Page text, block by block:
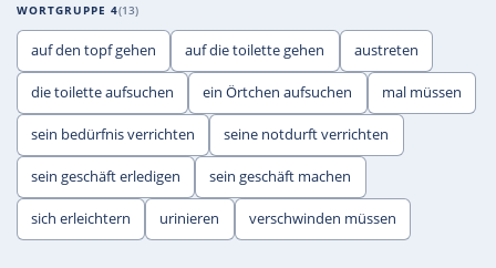
WORTGRUPPE 4 13
auf den topf gehen auf die toilette gehen austreten
die toilette aufsuchen ein Örtchen aufsuchen mal müssen
sein bedürfnis verrichten seine notdurft verrichten
sein geschäft erledigen sein geschäft machen
sich erleichtern urinieren verschwinden müssen